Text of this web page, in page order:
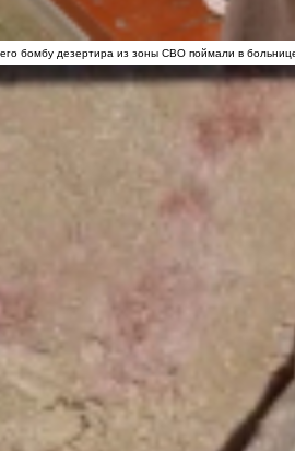
бомбу дезертира из зоны СВО поймали в